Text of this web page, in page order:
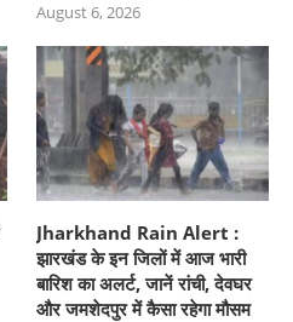
August 6, 2026
Jharkhand Rain Alert :
झारखंड के इन जिलों में आज भारी
बारिश का अलर्ट, जानें रांची, देवघर
और जमशेदपुर में कैसा रहेगा मौसम